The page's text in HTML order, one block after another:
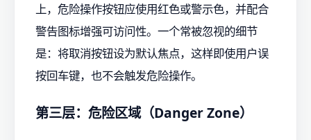
上，危险操作按钮应使用红色或警示色，并配合
警告图标增强可访问性。一个常被忽视的细节
是：将取消按钮设为默认焦点，这样即使用户误
按回车键，也不会触发危险操作。
第三层：危险区域（Danger Zone）